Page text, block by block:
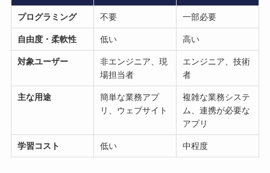
プログラミング 不要 一部必要
自由度・柔軟性 低い 高い
対象ユーザー
非エンジニア、現
場担当者
エンジニア、技術
者
主な用途
簡単な業務アプ
リ、ウェブサイト
複雑な業務システ
ム、連携が必要な
アプリ
学習コスト 低い 中程度